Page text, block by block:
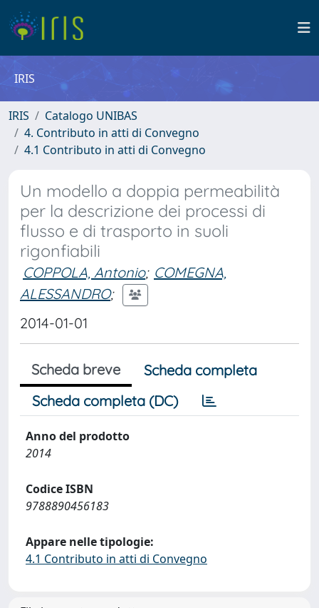
IRIS
IRIS
Catalogo UNIBAS
4. Contributo in atti di Convegno
4.1 Contributo in atti di Convegno
Un modello a doppia permeabilità
per la descrizione dei processi di
flusso e di trasporto in suoli
rigonfiabili
COPPOLA, Antonio; COMEGNA,
ALESSANDRO;
2014-01-01
Scheda breve
Scheda completa
Scheda completa (DC)
Anno del prodotto
2014
Codice ISBN
9788890456183
Appare nelle tipologie:
4.1 Contributo in atti di Convegno